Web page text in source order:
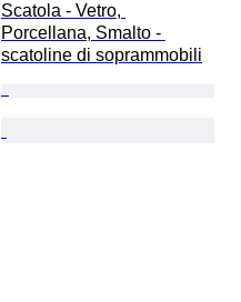
Scatola - Vetro,
Porcellana, Smalto -
scatoline di soprammobili